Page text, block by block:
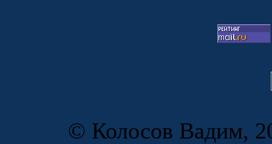
© Колосов Вадим,